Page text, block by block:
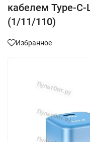
кабелем Type-C-
(1/11/110)
Избранное